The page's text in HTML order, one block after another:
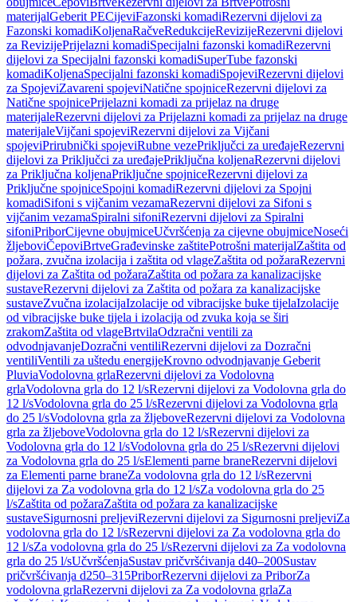
materijalGeberit PECijeviFazonski komadiRezervni dijelovi za
Fazonski komadiKoljenaRačveRedukcijeRevizijeRezervni dijelovi
za RevizijePrijelazni komadiSpecijalni fazonski komadiRezervni
dijelovi za Specijalni fazonski komadiSuperTube fazonski
komadiKoljenaSpecijalni fazonski komadiSpojeviRezervni dijelovi
za SpojeviZavareni spojeviNatične spojniceRezervni dijelovi za
Natične spojnicePrijelazni komadi za prijelaz na druge
materijaleRezervni dijelovi za Prijelazni komadi za prijelaz na druge
materijaleVijčani spojeviRezervni dijelovi za Vijčani
spojeviPrirubnički spojeviRubne vezePriključci za uređajeRezervni
dijelovi za Priključci za uređajePriključna koljenaRezervni dijelovi
za Priključna koljenaPriključne spojniceRezervni dijelovi za
Priključne spojniceSpojni komadiRezervni dijelovi za Spojni
komadiSifoni s vijčanim vezamaRezervni dijelovi za Sifoni s
vijčanim vezamaSpiralni sifoniRezervni dijelovi za Spiralni
sifoniPriborCijevne obujmiceUčvršćenja za cijevne obujmiceNoseći
žljeboviČepoviBrtveGrađevinske zaštitePotrošni materijalZaštita od
požara, zvučna izolacija i zaštita od vlageZaštita od požaraRezervni
dijelovi za Zaštita od požaraZaštita od požara za kanalizacijske
sustaveRezervni dijelovi za Zaštita od požara za kanalizacijske
sustaveZvučna izolacijaIzolacije od vibracijske buke tijelaIzolacije
od vibracijske buke tijela i izolacija od zvuka koja se širi
zrakomZaštita od vlageBrtvilaOdzračni ventili za
odvodnjavanjeDozračni ventiliRezervni dijelovi za Dozračni
ventiliVentili za uštedu energijeKrovno odvodnjavanje Geberit
PluviaVodolovna grlaRezervni dijelovi za Vodolovna
grlaVodolovna grla do 12 l/sRezervni dijelovi za Vodolovna grla do
12 l/sVodolovna grla do 25 l/sRezervni dijelovi za Vodolovna grla
do 25 l/sVodolovna grla za žljeboveRezervni dijelovi za Vodolovna
grla za žljeboveVodolovna grla do 12 l/sRezervni dijelovi za
Vodolovna grla do 12 l/sVodolovna grla do 25 l/sRezervni dijelovi
za Vodolovna grla do 25 l/sElementi parne braneRezervni dijelovi
za Elementi parne braneZa vodolovna grla do 12 l/sRezervni
dijelovi za Za vodolovna grla do 12 l/sZa vodolovna grla do 25
l/sZaštita od požaraZaštita od požara za kanalizacijske
sustaveSigurnosni preljeviRezervni dijelovi za Sigurnosni preljeviZa
vodolovna grla do 12 l/sRezervni dijelovi za Za vodolovna grla do
12 l/sZa vodolovna grla do 25 l/sRezervni dijelovi za Za vodolovna
grla do 25 l/sUčvršćenjaSustav pričvršćivanja d40–200Sustav
pričvršćivanja d250–315PriborRezervni dijelovi za PriborZa
vodolovna grlaRezervni dijelovi za Za vodolovna grlaZa